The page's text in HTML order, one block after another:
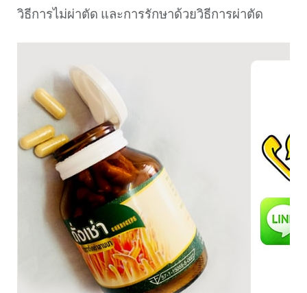
วิธีการไม่ผ่าตัด และการรักษาด้วยวิธีการผ่าตัด